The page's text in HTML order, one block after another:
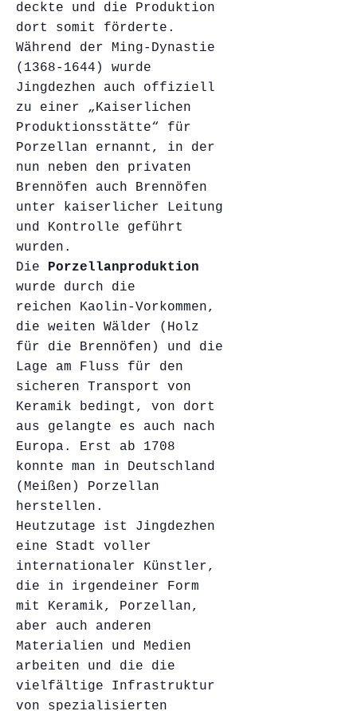
deckte und die Produktion
dort somit förderte.
Während der Ming-Dynastie
(1368-1644) wurde
Jingdezhen auch offiziell
zu einer „Kaiserlichen
Produktionsstätte“ für
Porzellan ernannt, in der
nun neben den privaten
Brennöfen auch Brennöfen
unter kaiserlicher Leitung
und Kontrolle geführt
wurden.
Die Porzellanproduktion
wurde durch die
reichen Kaolin-Vorkommen,
die weiten Wälder (Holz
für die Brennöfen) und die
Lage am Fluss für den
sicheren Transport von
Keramik bedingt, von dort
aus gelangte es auch nach
Europa. Erst ab 1708
konnte man in Deutschland
(Meißen) Porzellan
herstellen.
Heutzutage ist Jingdezhen
eine Stadt voller
internationaler Künstler,
die in irgendeiner Form
mit Keramik, Porzellan,
aber auch anderen
Materialien und Medien
arbeiten und die die
vielfältige Infrastruktur
von spezialisierten